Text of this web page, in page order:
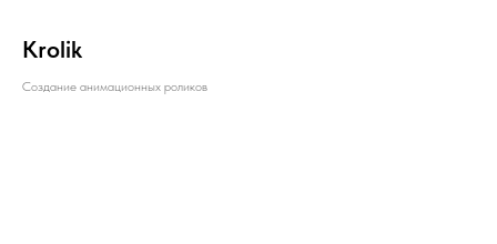
Krolik
Создание анимационных роликов